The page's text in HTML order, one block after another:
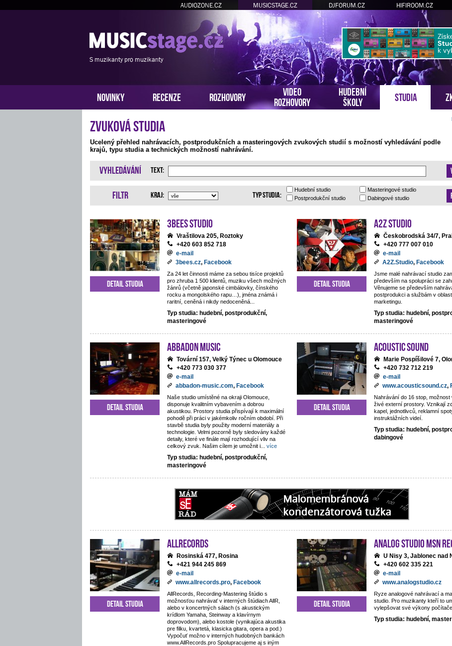
AUDIOZONE.CZ MUSICSTAGE.CZ DJFORUM.CZ HIFIROOM.CZ
S muzikanty pro muzikanty
NOVINKY RECENZE ROZHOVORY
VIDEO
ROZHOVORY
HUDEBNÍ
ŠKOLY
STUDIA
Zvuková studia
Ucelený přehled nahrávacích, postprodukčních a masteringových zvukových studií s možností vyhledávání podle
krajů, typu studia a technických možností nahrávání.
Vyhledávání Text:
Filtr Kraj:
Masteringové studio
Dabingové studio
Hudebnístudio
Postprodukčnístudio
Typ studia:
3bees studio
Vraštilova 205, Roztoky
+420 603 852 718
e-mail
3bees.cz, Facebook
Za 24 let činnosti máme za sebou tisíce projektů
pro zhruba 1 500 klientů, muziku všech možných
žánrů (včetně japonské cimbálovky, čínského
rocku a mongolského rapu…), jména známá i
raritní, ceněná i nikdy nedoceněná...
Typ studia: hudební, postprodukční,
masteringové
Detail studia
A2Z Studio
Českobrodská 34/7,
+420 777 007 010
e-mail
A2Z.Studio, Facebook
Jsme malé nahrávací studio
především na spolupráci se
Věnujeme se především
postprodukci a službám v
marketingu.
Typ studia: hudební,
masteringové
Detail studia
ABBADON Music
Tovární 157, Velký Týnec u Olomouce
+420 773 030 377
e-mail
abbadon-music.com, Facebook
Naše studio umístěné na okraji Olomouce,
disponuje kvalitním vybavením a dobrou
akustikou. Prostory studia přispívají k maximální
pohodě při práci v jakémkoliv ročním období. Při
stavbě studia byly použity moderní materiály a
technologie. Velmi pozorně byly sledovány každé
detaily, které ve finále mají rozhodující vliv na
celkový zvuk. Našim cílem je umožnit i
více
Typ studia: hudební, postprodukční,
masteringové
Detail studia
Acoustic Sound
Marie Pospíšilové 7,
+420 732 712 219
e-mail
www.acousticsound.cz,
Nahrávání do 16 stop,
živé externí prostory. Vznikají
kapel, jednotlivců, reklamní
instruktážních videí.
Typ studia: hudební,
dabingové
Detail studia
AllRecords
Rosinská 477, Rosina
+421 944 245 869
e-mail
www.allrecords.pro, Facebook
AllRecords, Recording-Mastering štúdio s
možnosťou nahrávať v interných štúdiach AllR,
alebo v koncertných sálach (s akustickým
krídlom Yamaha, Steinway a klavírnym
doprovodom), alebo kostole (vynikajúca akustika
pre filku, kvartetá, klasicka gitara, opera a pod.)
Vypočuť možno v interných hudobných bankách
www.AllRecords.pro Spolupracujeme aj s iným
Detail studia
analog studio MSN
U Nisy 3, Jablonec nad
+420 602 335 221
e-mail
www.analogstudio.cz
Ryze analogové nahrávací a
studio. Pro muzikanty kteří to
vylepšovat své výkony
Typ studia: hudební,
Detail studia